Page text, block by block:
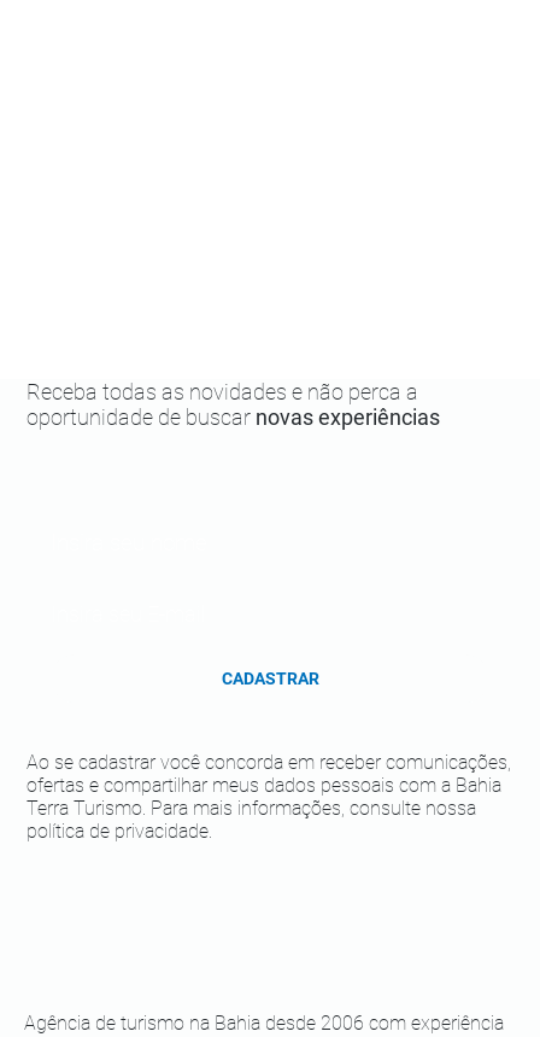
Agência de turismo na Bahia desde 2006 com experiência
Receba todas as novidades e não perca a
oportunidade de buscar novas experiências
Ao se cadastrar você concorda em receber comunicações,
ofertas e compartilhar meus dados pessoais com a Bahia
Terra Turismo. Para mais informações, consulte nossa
política de privacidade.
CADASTRAR